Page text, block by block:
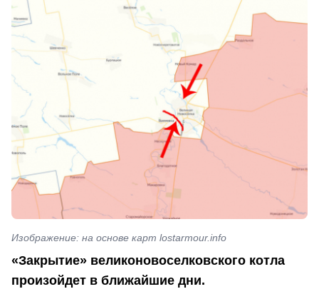
Изображение: на основе карт lostarmour.info
«Закрытие» великоновоселковского котла
произойдет в ближайшие дни.